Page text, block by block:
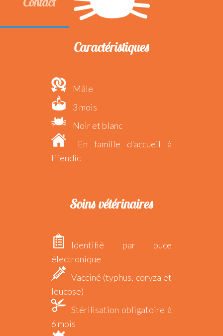
Caractéristiques
Mâle
3 mois
Noir et blanc
En famille d'accueil à
Iffendic
Soins vétérinaires
Identifié par puce
électronique
Vacciné (typhus, coryza et
leucose)
Stérilisation obligatoire à
6 mois